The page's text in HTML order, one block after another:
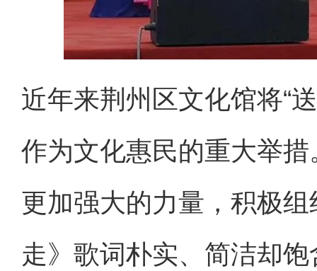
近年来荆州区文化馆将“
作为文化惠民的重大举
更加强大的力量，积极
走》歌词朴实、简洁却